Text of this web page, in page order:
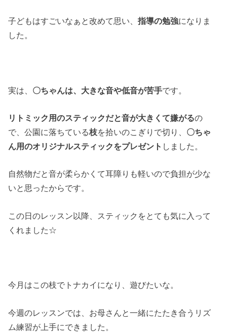
子どもはすごいなぁと改めて思い、指導の勉強になりま
した。
実は、 〇ちゃんは、大きな音や低音が苦手です。
リトミック用のスティックだと音が大きくて嫌がるの
で、公園に落ちている枝を拾いのこぎりで切り、 〇ちゃ
ん用のオリジナルスティックをプレゼント しました。
自然物だと音が柔らかくて耳障りも軽いので負担が少な
いと思ったからです。
この日のレッスン以降、スティックをとても気に入って
くれました☆
今月はこの枝でトナカイになり、遊びたいな。
今週のレッスンでは、お母さんと一緒にたたき合うリズ
ム練習が上手にできました。